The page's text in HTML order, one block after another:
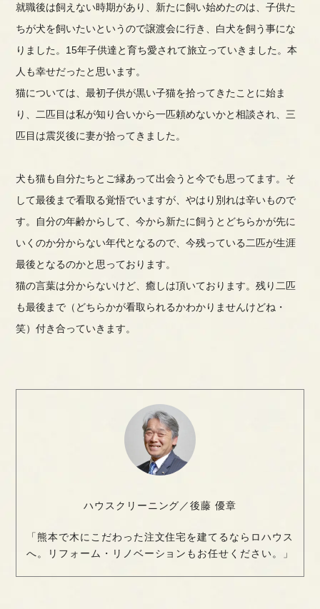
就職後は飼えない時期があり、新たに飼い始めたのは、子供た
ちが犬を飼いたいというので譲渡会に行き、白犬を飼う事にな
りました。 15年子供達と育ち愛されて旅立っていきました。本
人も幸せだったと思います。
猫については、最初子供が黒い子猫を拾ってきたことに始ま
り、二匹目は私が知り合いから一匹頼めないかと相談され、三
匹目は震災後に妻が拾ってきました。
犬も猫も自分たちとご縁あって出会うと今でも思ってます。そ
して最後まで看取る覚悟でいますが、やはり別れは辛いもので
す。 自分の年齢からして、今から新たに飼うとどちらかが先に
いくのか分からない年代となるので、今残っている二匹が生涯
最後となるのかと思っております。
猫の言葉は分からないけど、癒しは頂いております。残り二匹
も最後まで（どちらかが看取られるかわかりませんけどね・
笑）付き合っていきます。
ハウスクリーニング／後藤 優章
「熊本で木にこだわった注文住宅を建てるならロハウス
へ。リフォーム・リノベーションもお任せください。」